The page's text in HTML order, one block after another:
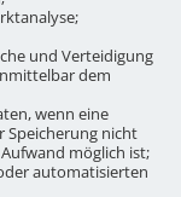
und Verteidigung
dem
wenn eine
Speicherung nicht
möglich ist;
automatisierten